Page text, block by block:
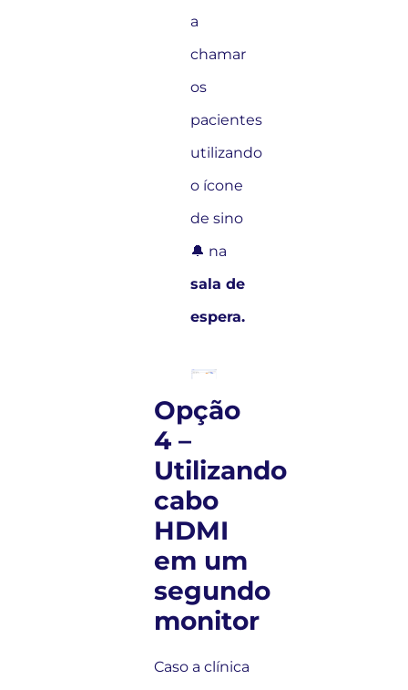
a
chamar
os
pacientes
utilizando
o ícone
de sino
🔔 na
sala de
espera.
Opção
4 –
Utilizando
cabo
HDMI
em um
segundo
monitor
Caso a clínica